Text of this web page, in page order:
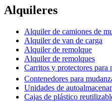
Alquileres
Alquiler de camiones de
Alquiler de van de carga
Alquiler de remolque
Alquiler de remolques
Carritos y protectores para
Contenedores para
Unidades de
Cajas de plástico